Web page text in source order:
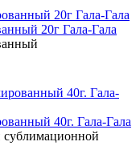
20г Гала-Гала
40г. Гала-Гала
сублимационной